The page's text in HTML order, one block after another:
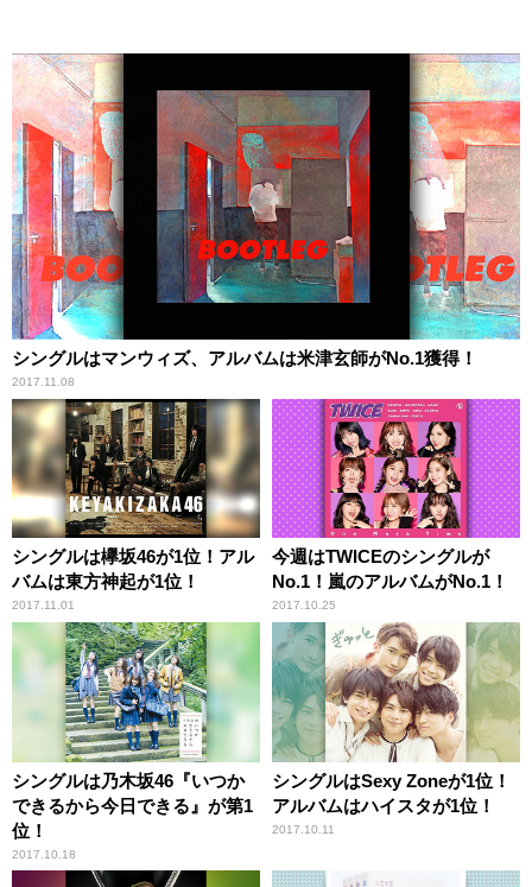
シングルはマンウィズ、アルバムは米津玄師がNo.1獲得！
2017.11.08
シングルは欅坂46が1位！アル
バムは東方神起が1位！
2017.11.01
今週はTWICEのシングルが
No.1！嵐のアルバムがNo.1！
2017.10.25
シングルは乃木坂46『いつか
できるから今日できる』が第1
位！
2017.10.18
シングルはSexy Zoneが1位！
アルバムはハイスタが1位！
2017.10.11